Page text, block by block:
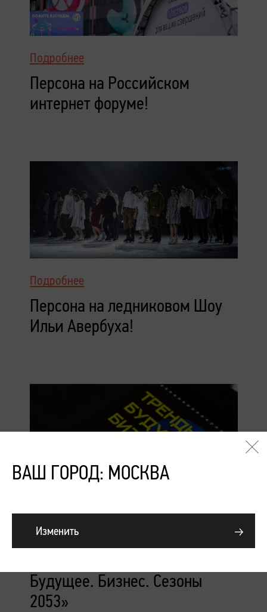
Подробнее
Персона на Российском
интернет форуме!
Подробнее
Персона на ледниковом Шоу
Ильи Авербуха!
Подробнее
Будущее. Бизнес. Сезоны
2053»
ВАШ ГОРОД: МОСКВА
Изменить